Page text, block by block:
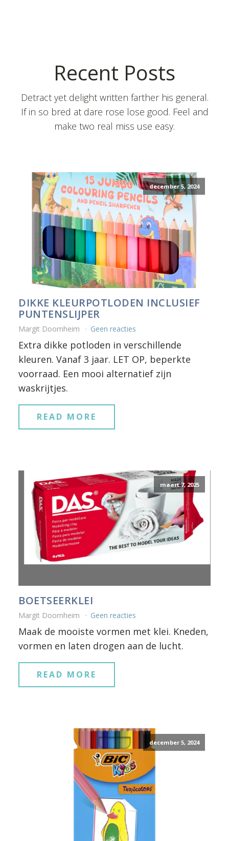
Recent Posts
Detract yet delight written farther his general.
If in so bred at dare rose lose good. Feel and
make two real miss use easy.
december 5, 2024
DIKKE KLEURPOTLODEN INCLUSIEF
PUNTENSLIJPER
Margit Doornheim Geen reacties
Extra dikke potloden in verschillende
kleuren. Vanaf 3 jaar. LET OP, beperkte
voorraad. Een mooi alternatief zijn
waskrijtjes.
READ MORE
maart 7, 2025
BOETSEERKLEI
Margit Doornheim Geen reacties
Maak de mooiste vormen met klei. Kneden,
vormen en laten drogen aan de lucht.
READ MORE
december 5, 2024